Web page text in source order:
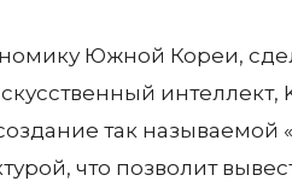
Южной Кореи,
интеллект,
так называемой
что позволит